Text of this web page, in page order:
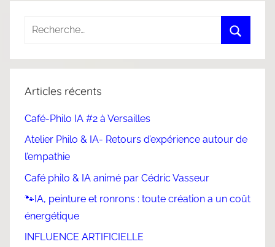
Articles récents
Café-Philo IA #2 à Versailles
Atelier Philo & IA- Retours d’expérience autour de
l’empathie
Café philo & IA animé par Cédric Vasseur
🐾IA, peinture et ronrons : toute création a un coût
énergétique
INFLUENCE ARTIFICIELLE